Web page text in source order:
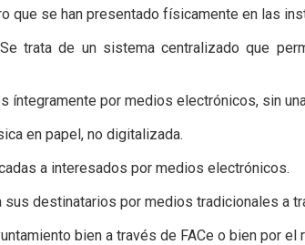
que se han presentado físicamente en las
Se trata de un sistema centralizado que
íntegramente por medios electrónicos, sin
en papel, no digitalizada.
a interesados por medios electrónicos.
destinatarios por medios tradicionales a
bien a través de FACe o bien por